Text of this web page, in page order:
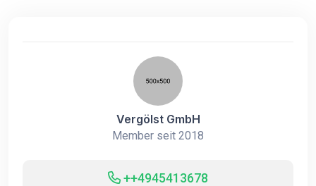
Vergölst GmbH
Member seit 2018
++4945413678